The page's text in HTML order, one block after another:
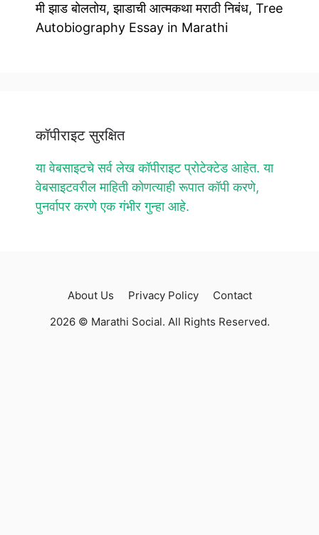
मी झाड बोलतोय, झाडाची आत्मकथा मराठी निबंध, Tree
Autobiography Essay in Marathi
कॉपीराइट सुरक्षित
या वेबसाइटचे सर्व लेख कॉपीराइट प्रोटेक्टेड आहेत. या
वेबसाइटवरील माहिती कोणत्याही रूपात कॉपी करणे,
पुनर्वापर करणे एक गंभीर गुन्हा आहे.
About Us Privacy Policy
Contact
2026 © Marathi Social. All Rights Reserved.